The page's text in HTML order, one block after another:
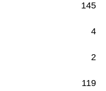
145
4
2
119